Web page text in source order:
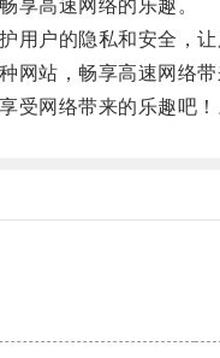
高速网络的乐趣。
户的隐私和安全，让
站，畅享高速网络带
网络带来的乐趣吧！